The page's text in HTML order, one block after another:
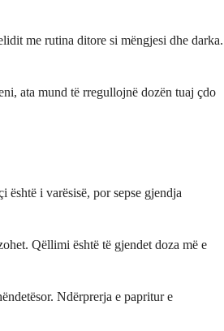
me rutina ditore si mëngjesi dhe darka.
ata mund të rregullojnë dozën tuaj çdo
është i varësisë, por sepse gjendja
Qëllimi është të gjendet doza më e
Ndërprerja e papritur e